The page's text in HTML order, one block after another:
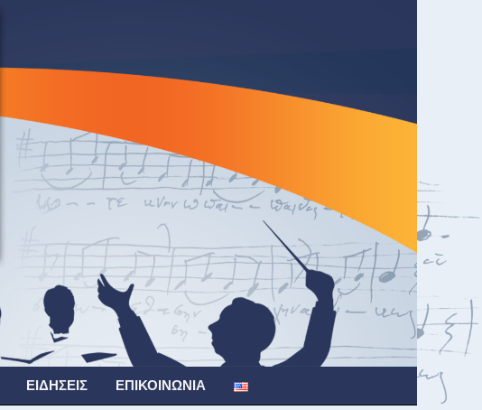
ΕΙΔΉΣΕΙΣ ΕΠΙΚΟΙΝΩΝΊΑ